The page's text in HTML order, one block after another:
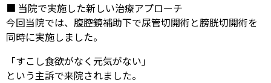
■ 当院で実施した新しい治療アプローチ
今回当院では、腹腔鏡補助下で尿管切開術と膀胱切開術を
同時に実施しました。
「すこし食欲がなく元気がない」
という主訴で来院されました。